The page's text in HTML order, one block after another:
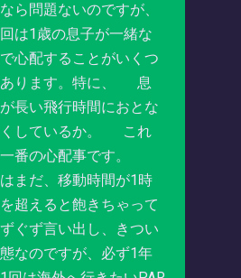
ら問題ないのですが、
は1歳の息子が一緒な
心配することがいくつ
あります。特に、 息
長い飛行時間におとな
くしているか。 これ
番の心配事です。
まだ、移動時間が1時
超えると飽きちゃって
ぐず言い出し、きつい
なのですが、必ず1年